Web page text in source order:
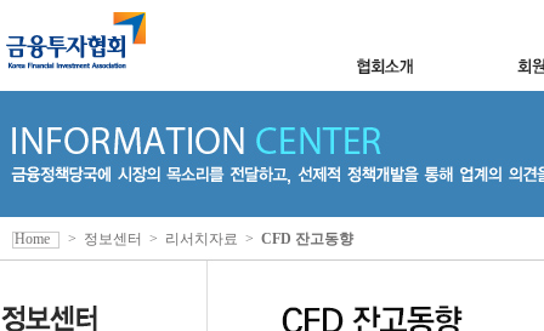
Home > 정보센터 > 리서치자료 > CFD 잔고동향